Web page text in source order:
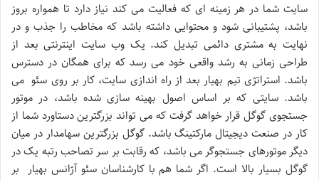
سایت شما در هر زمینه ای که فعالیت می کند نیاز دارد تا همواره بروز
باشد، پشتیبانی شود و محتوایی داشته باشد که مخاطب را جذب و در
نهایت به مشتری دائمی تبدیل کند. یک وب سایت اینترنتی بعد از
طراحی زمانی به رشد واقعی خود می رسد که برای همگان در دسترس
باشد. استراتژی تیم بهیار بعد از راه اندازی سایت، کار بر روی سئو می
باشد. سایتی که بر اساس اصول بهینه سازی شده باشد، در موتور
جستجوی گوگل قرار خواهد گرفت که می تواند بزرگترین دستاورد شما از
کار در صنعت دیجیتال مارکتینگ باشد. گوگل بزرگترین سهامدار در میان
دیگر موتورهای جستجوگر می باشد، که رقابت بر سر تصاحب رتبه یک در
گوگل بسیار بالا است. اگر شما هم با کارشناسان سئو آژانس بهیار بر